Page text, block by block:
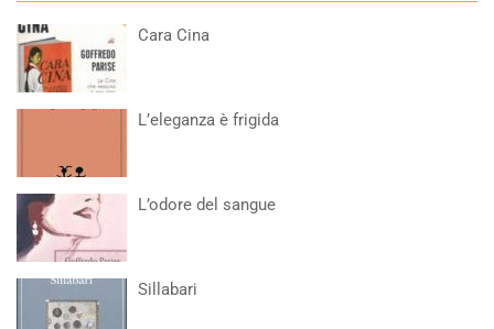
Cara Cina
L’eleganza è frigida
L’odore del sangue
Sillabari